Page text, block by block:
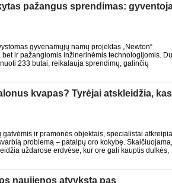
pažangus sprendimas:
gyvenamųjų namų projektas „Newton“
ir pažangiomis inžinerinėmis technologijomis. Du
233 butai, reikalauja sprendimų, galinčių
kvapas? Tyrėjai atskleidžia, kas
ir pramonės objektais, specialistai
problemą – patalpų oro kokybę.
uždarose erdvėse, kur ore gali kauptis dulkės,
naujienos atvyksta pas